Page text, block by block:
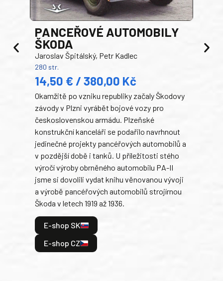
PANCEŘOVÉ AUTOMOBILY
ŠKODA
Jaroslav Špitálský, Petr Kadlec
280 str.
14,50 € / 380,00 Kč
Okamžitě po vzniku republiky začaly Škodovy
závody v Plzni vyrábět bojové vozy pro
československou armádu. Plzeňské
konstrukční kanceláři se podařilo navrhnout
jedinečné projekty pancéřových automobilů a
v pozdější době i tanků. U příležitosti stého
výročí výroby obrněného automobilu PA-II
jsme si dovolili vydat knihu věnovanou vývoji
a výrobě pancéřových automobilů strojírnou
Škoda v letech 1919 až 1936.
E-shop SK
E-shop CZ